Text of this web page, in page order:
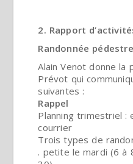
2. Rapport
Randonnée pédestre
Alain Venot donne la
Prévot qui
suivantes :
Rappel
Planning trimestriel :
courrier
Trois types de
. petite le mardi (6 à